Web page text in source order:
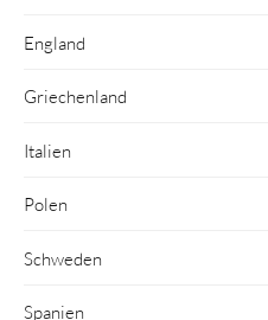
England
Griechenland
Italien
Polen
Schweden
Spanien